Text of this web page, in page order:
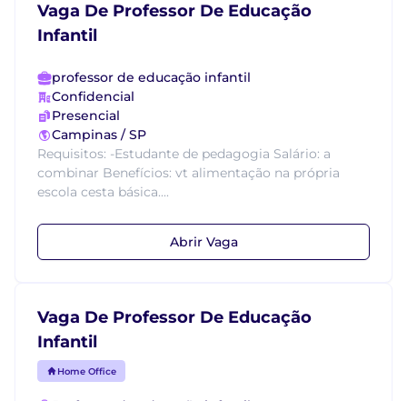
Vaga De Professor De Educação
Infantil
professor de educação infantil
Confidencial
Presencial
Campinas / SP
Requisitos: -Estudante de pedagogia Salário: a
combinar Benefícios: vt alimentação na própria
escola cesta básica....
Abrir Vaga
Vaga De Professor De Educação
Infantil
Home Office